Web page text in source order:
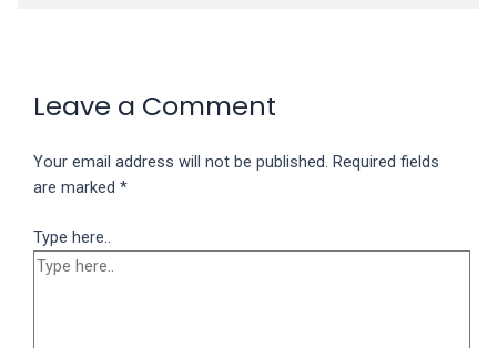
Leave a Comment
Your email address will not be published. Required fields
are marked*
Type here..